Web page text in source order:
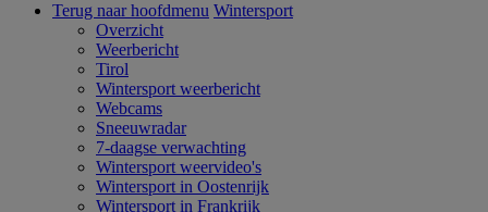
Terug naar hoofdmenu Wintersport
Overzicht
Weerbericht
Tirol
Wintersport weerbericht
Webcams
Sneeuwradar
7-daagse verwachting
Wintersport weervideo's
Wintersport in Oostenrijk
Wintersport in Frankrijk